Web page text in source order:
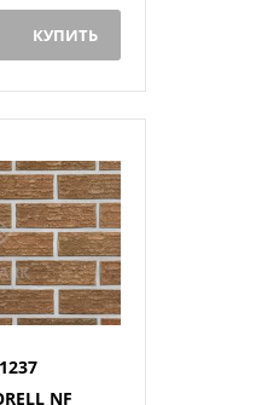
КУПИТЬ
NF